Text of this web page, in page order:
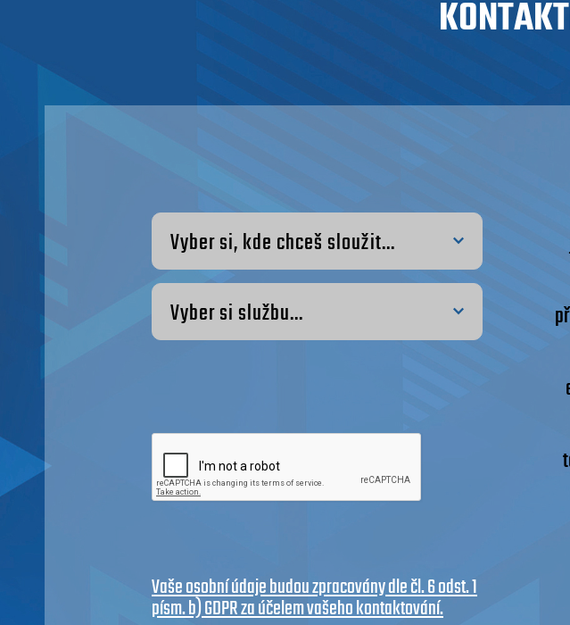
Vaše osobní údaje budou zpracovány dle čl. 6 odst. 1
písm. b) GDPR za účelem vašeho kontaktování.